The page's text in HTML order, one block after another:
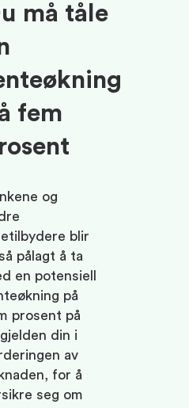
må tåle
fem
og
blir
pålagt å ta
en potensiell
på
prosent på
din i
av
for å
seg om